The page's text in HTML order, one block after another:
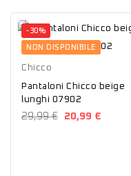
Beige
-30%
NON DISPONIBILE
Chicco
Pantaloni Chicco beige
lunghi 07902
29,99 € 20,99 €